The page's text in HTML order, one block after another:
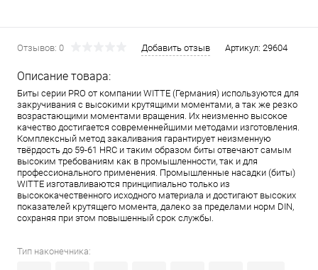
Отзывов: 0 Добавить отзыв Артикул: 29604
Описание товара:
Биты серии PRO от компании WITTE (Германия) используются для
закручивания с высокими крутящими моментами, а так же резко
возрастающими моментами вращения. Их неизменно высокое
качество достигается современнейшими методами изготовления.
Комплексный метод закаливания гарантирует неизменную
твёрдость до 59-61 HRC и таким образом биты отвечают самым
высоким требованиям как в промышленности, так и для
профессионального применения. Промышленные насадки (биты)
WITTE изготавливаются принципиально только из
высококачественного исходного материала и достигают высоких
показателей крутящего момента, далеко за пределами норм DIN,
сохраняя при этом повышенный срок службы.
Тип наконечника: